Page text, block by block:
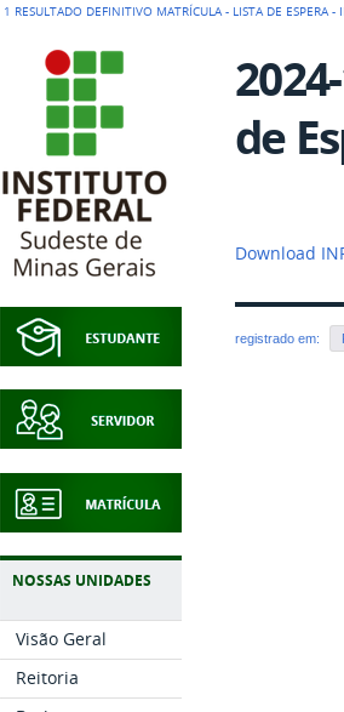
1 RESULTADO DEFINITIVO MATRÍCULA - LISTA DE ESPERA -
NOSSAS UNIDADES
Visão Geral
Reitoria
de
Download
registrado em: